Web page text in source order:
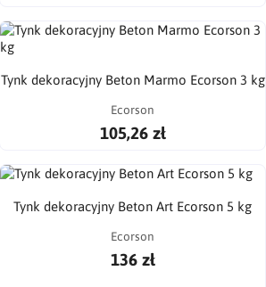
Tynk dekoracyjny Beton Marmo Ecorson 3 kg
Ecorson
105,26 zł
Tynk dekoracyjny Beton Art Ecorson 5 kg
Ecorson
136 zł